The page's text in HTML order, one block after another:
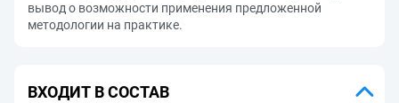
вывод о возможности применения предложенной
методологии на практике.
ВХОДИТ В СОСТАВ